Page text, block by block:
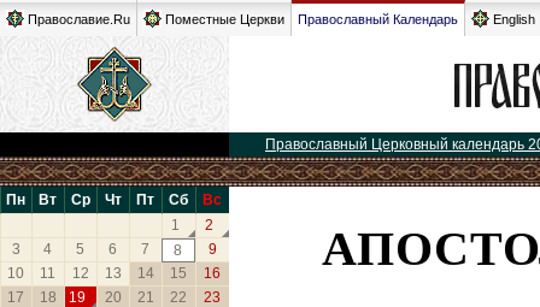
Православие.Ru Поместные Церкви Православный Календарь English
Православный Церковный календарь
Пн Вт Ср Чт Пт Сб
Вс
1
2
3
4 5 6 7 8
9
10
11 12 13 14 15
16
17
18 19 20 21 22
23